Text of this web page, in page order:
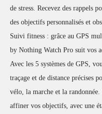
de stress. Recevez des rappels
des objectifs personnalisés et
Suivi fitness : grâce au GPS
by Nothing Watch Pro suit vos
Avec les 5 systèmes de GPS,
traçage et de distance précises
vélo, la marche et la
affiner vos objectifs, avec une